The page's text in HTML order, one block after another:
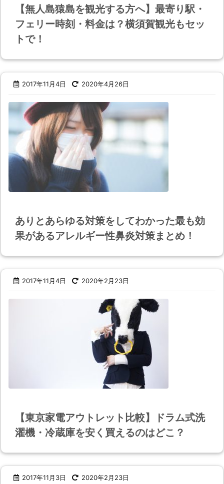
【無人島猿島を観光する方へ】最寄り駅・
フェリー時刻・料金は？横須賀観光もセッ
トで！
2017年11月4日 2020年4月26日
ありとあらゆる対策をしてわかった最も効
果があるアレルギー性鼻炎対策まとめ！
2017年11月4日 2020年2月23日
【東京家電アウトレット比較】ドラム式洗
濯機・冷蔵庫を安く買えるのはどこ？
2017年11月3日 2020年2月23日